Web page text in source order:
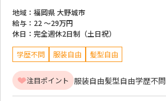
地域： 福岡県 大野城市
給与： 22 ～29万円
休日： 完全週休2日制（土日祝）
学歴不問 服装自由 髪型自由
注目ポイント 服装自由髪型自由学歴不問